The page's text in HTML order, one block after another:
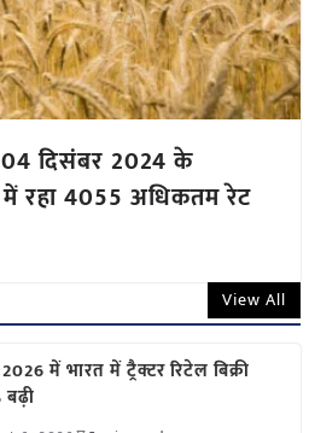
दिसंबर 2024 के
में रहा 4055 अधिकतम रेट
View All
में भारत में ट्रैक्टर रिटेल बिक्री
बढ़ी